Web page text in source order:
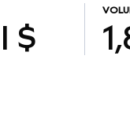
$